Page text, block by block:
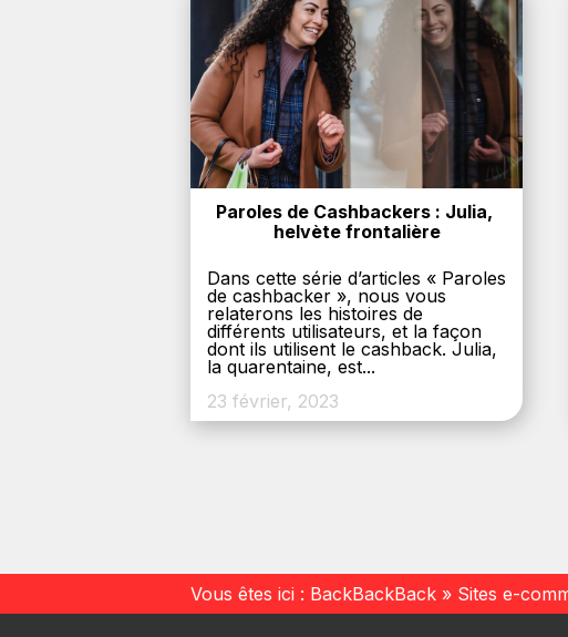
Paroles de Cashbackers : Julia,
helvète frontalière
Dans cette série d’articles « Paroles
de cashbacker », nous vous
relaterons les histoires de
différents utilisateurs, et la façon
dont ils utilisent le cashback. Julia,
la quarentaine, est...
23 février, 2023
Vous êtes ici : BackBackBack » Sites e-